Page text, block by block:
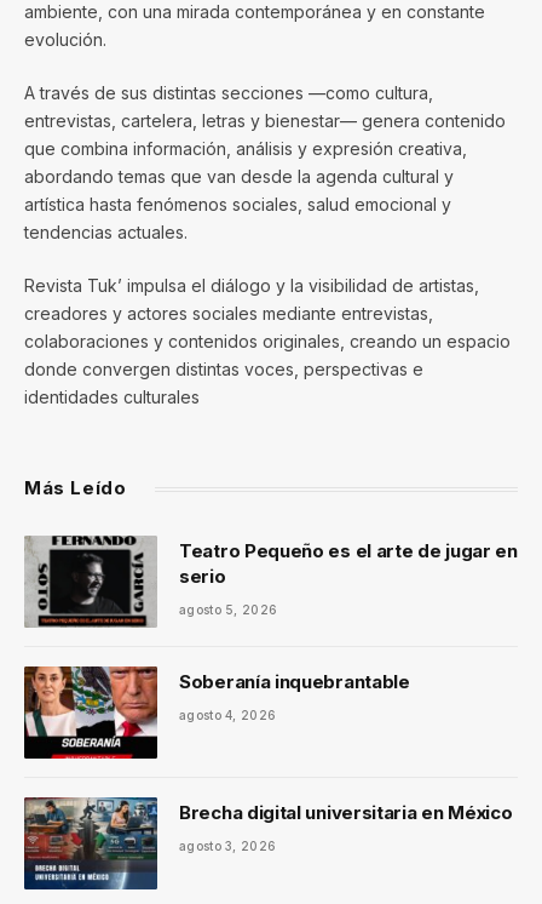
ambiente, con una mirada contemporánea y en constante
evolución.
A través de sus distintas secciones —como cultura,
entrevistas, cartelera, letras y bienestar— genera contenido
que combina información, análisis y expresión creativa,
abordando temas que van desde la agenda cultural y
artística hasta fenómenos sociales, salud emocional y
tendencias actuales.
Revista Tuk’ impulsa el diálogo y la visibilidad de artistas,
creadores y actores sociales mediante entrevistas,
colaboraciones y contenidos originales, creando un espacio
donde convergen distintas voces, perspectivas e
identidades culturales
Más Leído
Teatro Pequeño es el arte de jugar en
serio
agosto 5, 2026
Soberanía inquebrantable
agosto 4, 2026
Brecha digital universitaria en México
agosto 3, 2026